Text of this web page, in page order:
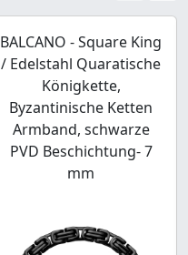
BALCANO - Square King
/ Edelstahl Quaratische
Königkette,
Byzantinische Ketten
Armband, schwarze
PVD Beschichtung- 7
mm